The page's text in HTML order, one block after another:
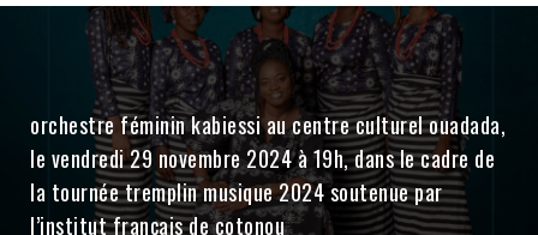
orchestre féminin kabiessi au centre culturel ouadada,
le vendredi 29 novembre 2024 à 19h, dans le cadre de
la tournée tremplin musique 2024 soutenue par
l’institut français de cotonou